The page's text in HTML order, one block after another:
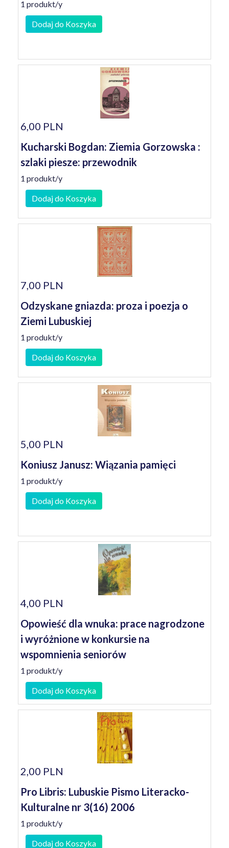
1 produkt/y
Dodaj do Koszyka
6,00 PLN
Kucharski Bogdan: Ziemia Gorzowska :
szlaki piesze: przewodnik
1 produkt/y
Dodaj do Koszyka
7,00 PLN
Odzyskane gniazda: proza i poezja o
Ziemi Lubuskiej
1 produkt/y
Dodaj do Koszyka
5,00 PLN
Koniusz Janusz: Wiązania pamięci
1 produkt/y
Dodaj do Koszyka
4,00 PLN
Opowieść dla wnuka: prace nagrodzone
i wyróżnione w konkursie na
wspomnienia seniorów
1 produkt/y
Dodaj do Koszyka
2,00 PLN
Pro Libris: Lubuskie Pismo Literacko-
Kulturalne nr 3(16) 2006
1 produkt/y
Dodaj do Koszyka